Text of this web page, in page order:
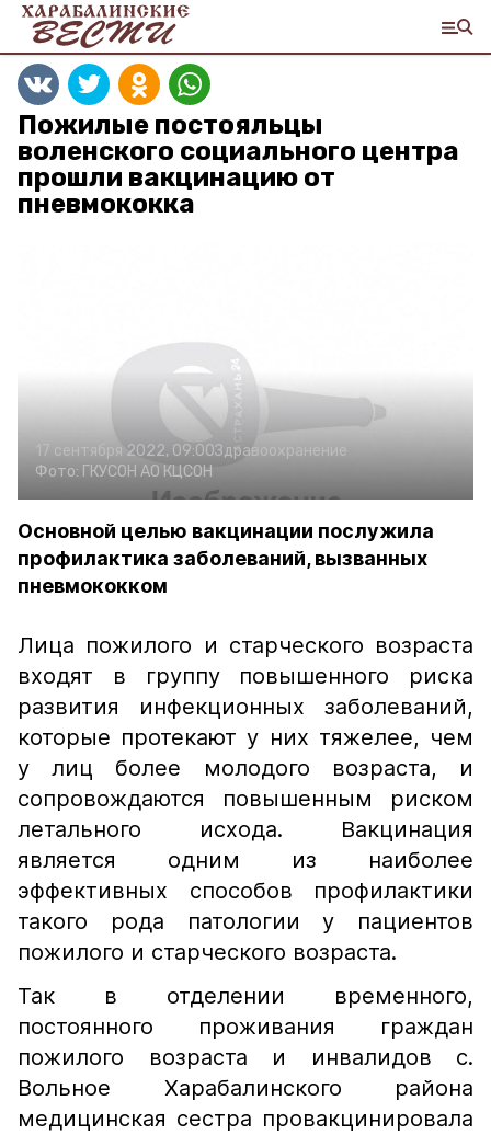
Пожилые постояльцы
воленского социального центра
прошли вакцинацию от
пневмококка
17 сентября 2022, 09:00Здравоохранение
Фото: ГКУСОН АО КЦСОН
Основной целью вакцинации послужила
профилактика заболеваний, вызванных
пневмококком
Лица пожилого и старческого возраста
входят в группу повышенного риска
развития инфекционных заболеваний,
которые протекают у них тяжелее, чем
у лиц более молодого возраста, и
сопровождаются повышенным риском
летального исхода. Вакцинация
является одним из наиболее
эффективных способов профилактики
такого рода патологии у пациентов
пожилого и старческого возраста.
Так в отделении временного,
постоянного проживания граждан
пожилого возраста и инвалидов с.
Вольное Харабалинского района
медицинская сестра провакцинировала